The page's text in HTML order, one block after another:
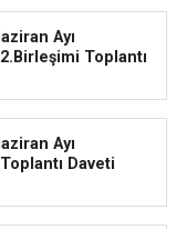
Ayı
Toplantı
Ayı
Daveti